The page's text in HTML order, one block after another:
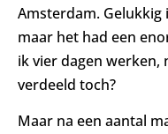
Amsterdam. Gelukkig
maar het had een
ik vier dagen werken,
verdeeld toch?
Maar na een aantal